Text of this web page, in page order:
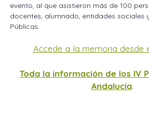
evento, al que asistieron más de 100
docentes, alumnado, entidades sociales
Públicas.
Accede a la memoria desde
Toda la información de los IV
Andalucía.